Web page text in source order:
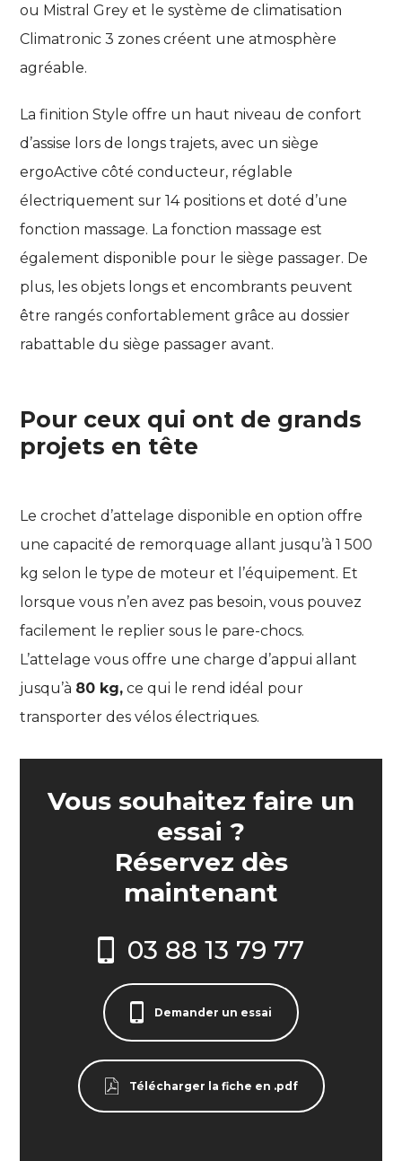
ou Mistral Grey et le système de climatisation
Climatronic 3 zones créent une atmosphère
agréable.
La finition Style offre un haut niveau de confort
d’assise lors de longs trajets, avec un siège
ergoActive côté conducteur, réglable
électriquement sur 14 positions et doté d’une
fonction massage. La fonction massage est
également disponible pour le siège passager. De
plus, les objets longs et encombrants peuvent
être rangés confortablement grâce au dossier
rabattable du siège passager avant.
Pour ceux qui ont de grands
projets en tête
Le crochet d’attelage disponible en option offre
une capacité de remorquage allant jusqu’à 1 500
kg selon le type de moteur et l’équipement. Et
lorsque vous n’en avez pas besoin, vous pouvez
facilement le replier sous le pare-chocs.
L’attelage vous offre une charge d’appui allant
jusqu’à 80 kg, ce qui le rend idéal pour
transporter des vélos électriques.
Vous souhaitez faire un
essai ?
Réservez dès
maintenant
03 88 13 79 77
Demander un essai
Télécharger la fiche en .pdf